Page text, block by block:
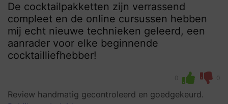
De cocktailpakketten zijn verrassend
compleet en de online cursussen hebben
mij echt nieuwe technieken geleerd, een
aanrader voor elke beginnende
cocktailliefhebber!
0 0
Review handmatig gecontroleerd en goedgekeurd.